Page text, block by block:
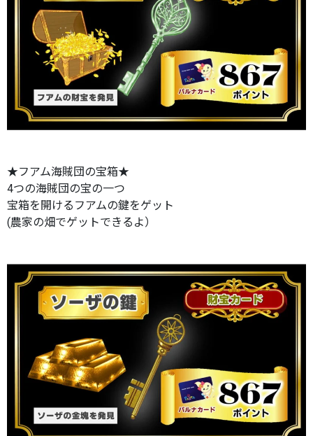
★フアム海賊団の宝箱★
4つの海賊団の宝の一つ
宝箱を開けるフアムの鍵をゲット
(農家の畑でゲットできるよ）